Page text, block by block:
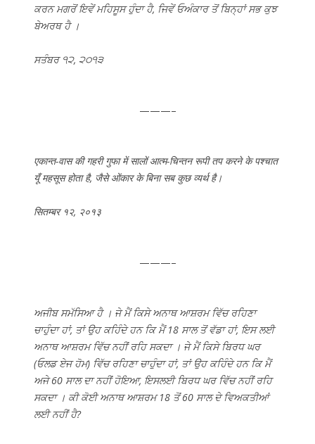
ਕਰਨ ਮਗਰੋਂ ਇਵੇਂ ਮਹਿਸੂਸ ਹੁੰਦਾ ਹੈ, ਜਿਵੇਂ ਓਅੰਕਾਰ ਤੋਂ ਬਿਨ੍ਹਾਂ ਸਭ ਕੁਝ
ਬੇਅਰਥ ਹੈ ।
ਸਤੰਬਰ ੧੨, ੨੦੧੩
———–
एकान्त-वास की गहरी गुफा में सालों आत्म-चिन्तन रूपी तप करने के पश्चात
यूँ महसूस होता है, जैसे ओंकार के बिना सब कुछ व्यर्थ है।
सितम्बर १२, २०१३
———–
ਅਜੀਬ ਸਮੱਸਿਆ ਹੈ । ਜੇ ਮੈਂ ਕਿਸੇ ਅਨਾਥ ਆਸ਼ਰਮ ਵਿੱਚ ਰਹਿਣਾ
ਚਾਹੁੰਦਾ ਹਾਂ, ਤਾਂ ਉਹ ਕਹਿੰਦੇ ਹਨ ਕਿ ਮੈਂ 18 ਸਾਲ ਤੋਂ ਵੱਡਾ ਹਾਂ, ਇਸ ਲਈ
ਅਨਾਥ ਆਸ਼ਰਮ ਵਿੱਚ ਨਹੀਂ ਰਹਿ ਸਕਦਾ । ਜੇ ਮੈਂ ਕਿਸੇ ਬਿਰਧ ਘਰ
(ਓਲਡ ਏਜ ਹੋਮ) ਵਿੱਚ ਰਹਿਣਾ ਚਾਹੁੰਦਾ ਹਾਂ, ਤਾਂ ਉਹ ਕਹਿੰਦੇ ਹਨ ਕਿ ਮੈਂ
ਅਜੇ 60 ਸਾਲ ਦਾ ਨਹੀਂ ਹੋਇਆ, ਇਸਲਈ ਬਿਰਧ ਘਰ ਵਿੱਚ ਨਹੀਂ ਰਹਿ
ਸਕਦਾ । ਕੀ ਕੋਈ ਅਨਾਥ ਆਸ਼ਰਮ 18 ਤੋਂ 60 ਸਾਲ ਦੇ ਵਿਅਕਤੀਆਂ
ਲਈ ਨਹੀਂ ਹੈ?